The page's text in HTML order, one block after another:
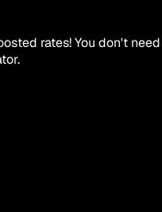
rates! You don't need